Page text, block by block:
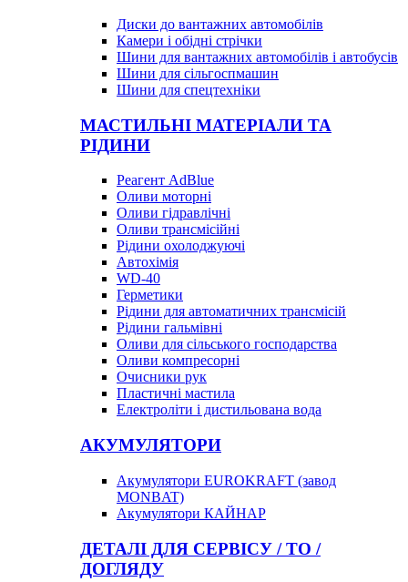
Диски до вантажних автомобілів
Камери і обідні стрічки
Шини для вантажних автомобілів і автобусів
Шини для сільгоспмашин
Шини для спецтехніки
МАСТИЛЬНІ МАТЕРІАЛИ ТА
РІДИНИ
Реагент AdBlue
Оливи моторні
Оливи гідравлічні
Оливи трансмісійні
Рідини охолоджуючі
Автохімія
WD-40
Герметики
Рідини для автоматичних трансмісій
Рідини гальмівні
Оливи для сільського господарства
Оливи компресорні
Очисники рук
Пластичні мастила
Електроліти і дистильована вода
АКУМУЛЯТОРИ
Акумулятори EUROKRAFT (завод
MONBAT)
Акумулятори КАЙНАР
ДЕТАЛІ ДЛЯ СЕРВІСУ / ТО /
ДОГЛЯДУ